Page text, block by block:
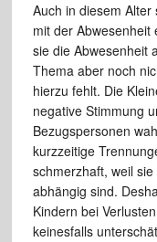
Auch in diesem
mit der Abwesenheit
sie die Abwesenheit
Thema aber noch
hierzu fehlt. Die
negative Stimmung
Bezugspersonen
kurzzeitige
schmerzhaft, weil
abhängig sind.
Kindern bei
keinesfalls